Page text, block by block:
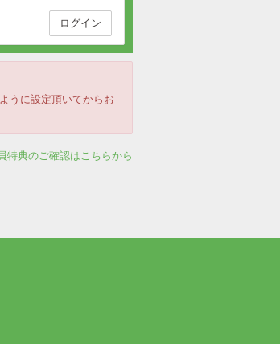
うに設定頂いてからお
特典のご確認はこちらから